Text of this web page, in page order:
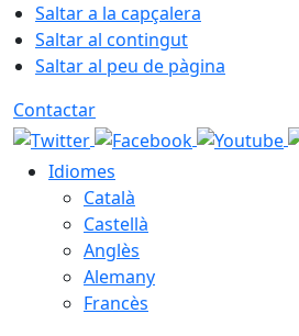
Saltar a la capçalera
Saltar al contingut
Saltar al peu de pàgina
Contactar
Idiomes
Català
Castellà
Anglès
Alemany
Francès